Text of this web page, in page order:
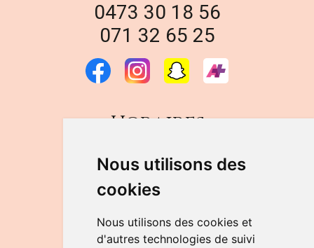
Nous utilisons des
cookies
Nous utilisons des cookies et
d'autres technologies de suivi
0473 30 18 56
071 32 65 25
Horaires
DU LUNDI AU VENDREDI
de 9h à 12h30 et de 14h à 18h
LE SAMEDI
de 9h à 12h30